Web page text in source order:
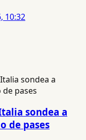
10:32
sondea a
de pases